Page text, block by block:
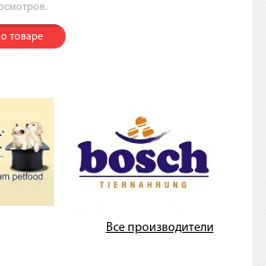
товаре
Все производители